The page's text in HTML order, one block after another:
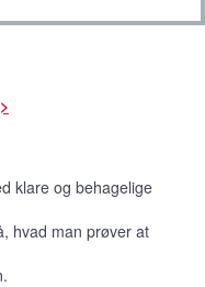
klare og behagelige
hvad man prøver at